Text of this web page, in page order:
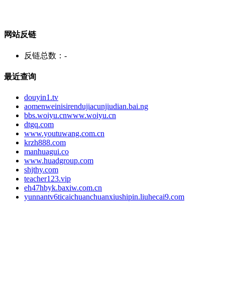
网站反链
反链总数： -
最近查询
douyin1.tv
aomenweinisirendujiacunjiudian.bai.ng
bbs.woiyu.cnwww.woiyu.cn
dtgq.com
www.youtuwang.com.cn
krzh888.com
manhuagui.co
www.huadgroup.com
shjthy.com
teacher123.vip
eh47hbyk.baxiw.com.cn
yunnantv6ticaichuanchuanxiushipin.liuhecai9.com